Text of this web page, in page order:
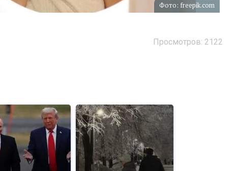
Фото: freepik.com
Просмотров: 2122